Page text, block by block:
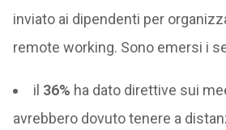
inviato ai dipendenti per
remote working. Sono emersi i
il 36% ha dato direttive sui
avrebbero dovuto tenere a